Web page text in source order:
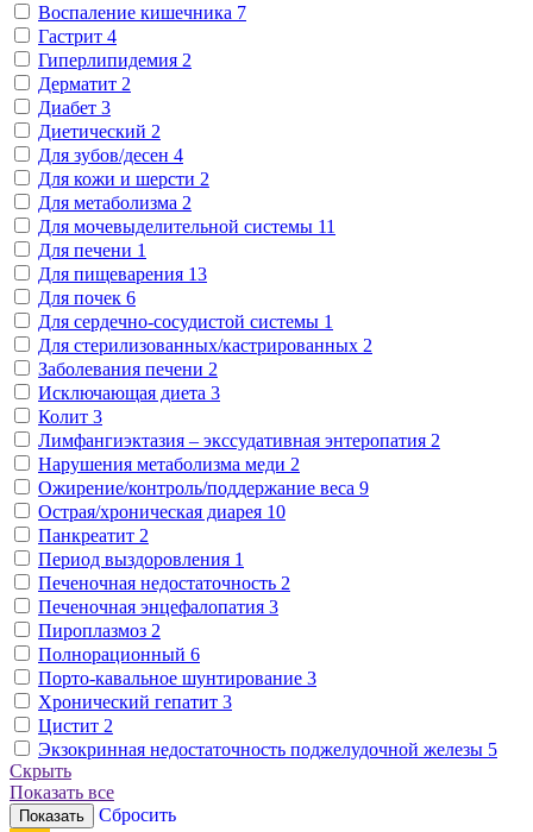
Воспаление кишечника 7
Гастрит 4
Гиперлипидемия 2
Дерматит 2
Диабет 3
Диетический 2
Для зубов/десен 4
Для кожи и шерсти 2
Для метаболизма 2
Для мочевыделительной системы 11
Для печени 1
Для пищеварения 13
Для почек 6
Для сердечно-сосудистой системы 1
Для стерилизованных/кастрированных 2
Заболевания печени 2
Исключающая диета 3
Колит 3
Лимфангиэктазия – экссудативная энтеропатия 2
Нарушения метаболизма меди 2
Ожирение/контроль/поддержание веса 9
Острая/хроническая диарея 10
Панкреатит 2
Период выздоровления 1
Печеночная недостаточность 2
Печеночная энцефалопатия 3
Пироплазмоз 2
Полнорационный 6
Порто-кавальное шунтирование 3
Хронический гепатит 3
Цистит 2
Экзокринная недостаточность поджелудочной железы 5
Скрыть
Показать все
Показать
Сбросить